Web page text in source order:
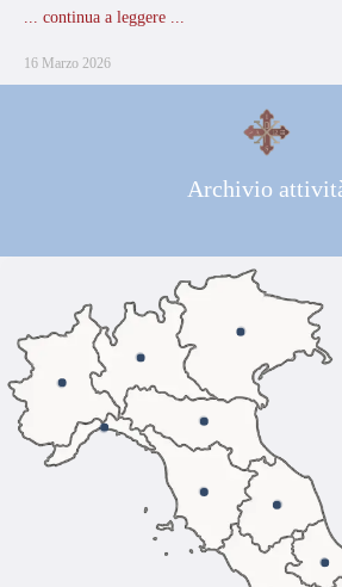
... continua a leggere ...
16 Marzo 2026
Archivio